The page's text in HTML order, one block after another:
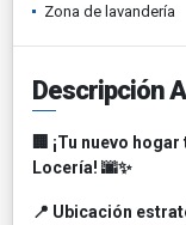
Zona de lavandería
Descripción
🏢 ¡Tu nuevo
Locería! 🌆✨
📍 Ubicación